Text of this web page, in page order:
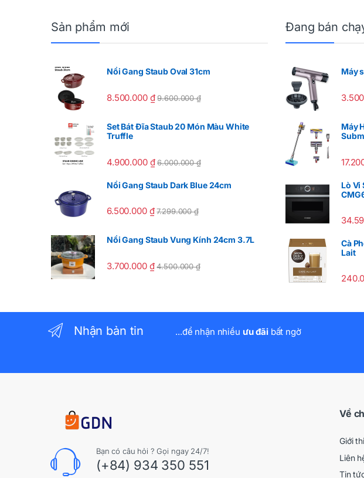
Sản phẩm mới
Nồi Gang Staub Oval 31cm
8.500.000 ₫ 9.600.000₫
Set Bát Đĩa Staub 20 Món Màu White
Truffle
4.900.000 ₫ 6.000.000₫
Nồi Gang Staub Dark Blue 24cm
6.500.000 ₫ 7.299.000₫
Nồi Gang Staub Vung Kính 24cm 3.7L
3.700.000 ₫ 4.500.000₫
Đang bán
Máy
Máy
Lò Vi
Cà
Lait
Nhận bản tin ...để nhận nhiều ưu đãibất ngờ
Bạn có câu hỏi ? Gọi ngay 24/7!
(+84) 934 350 551
Về
Giới
Liên
Tin